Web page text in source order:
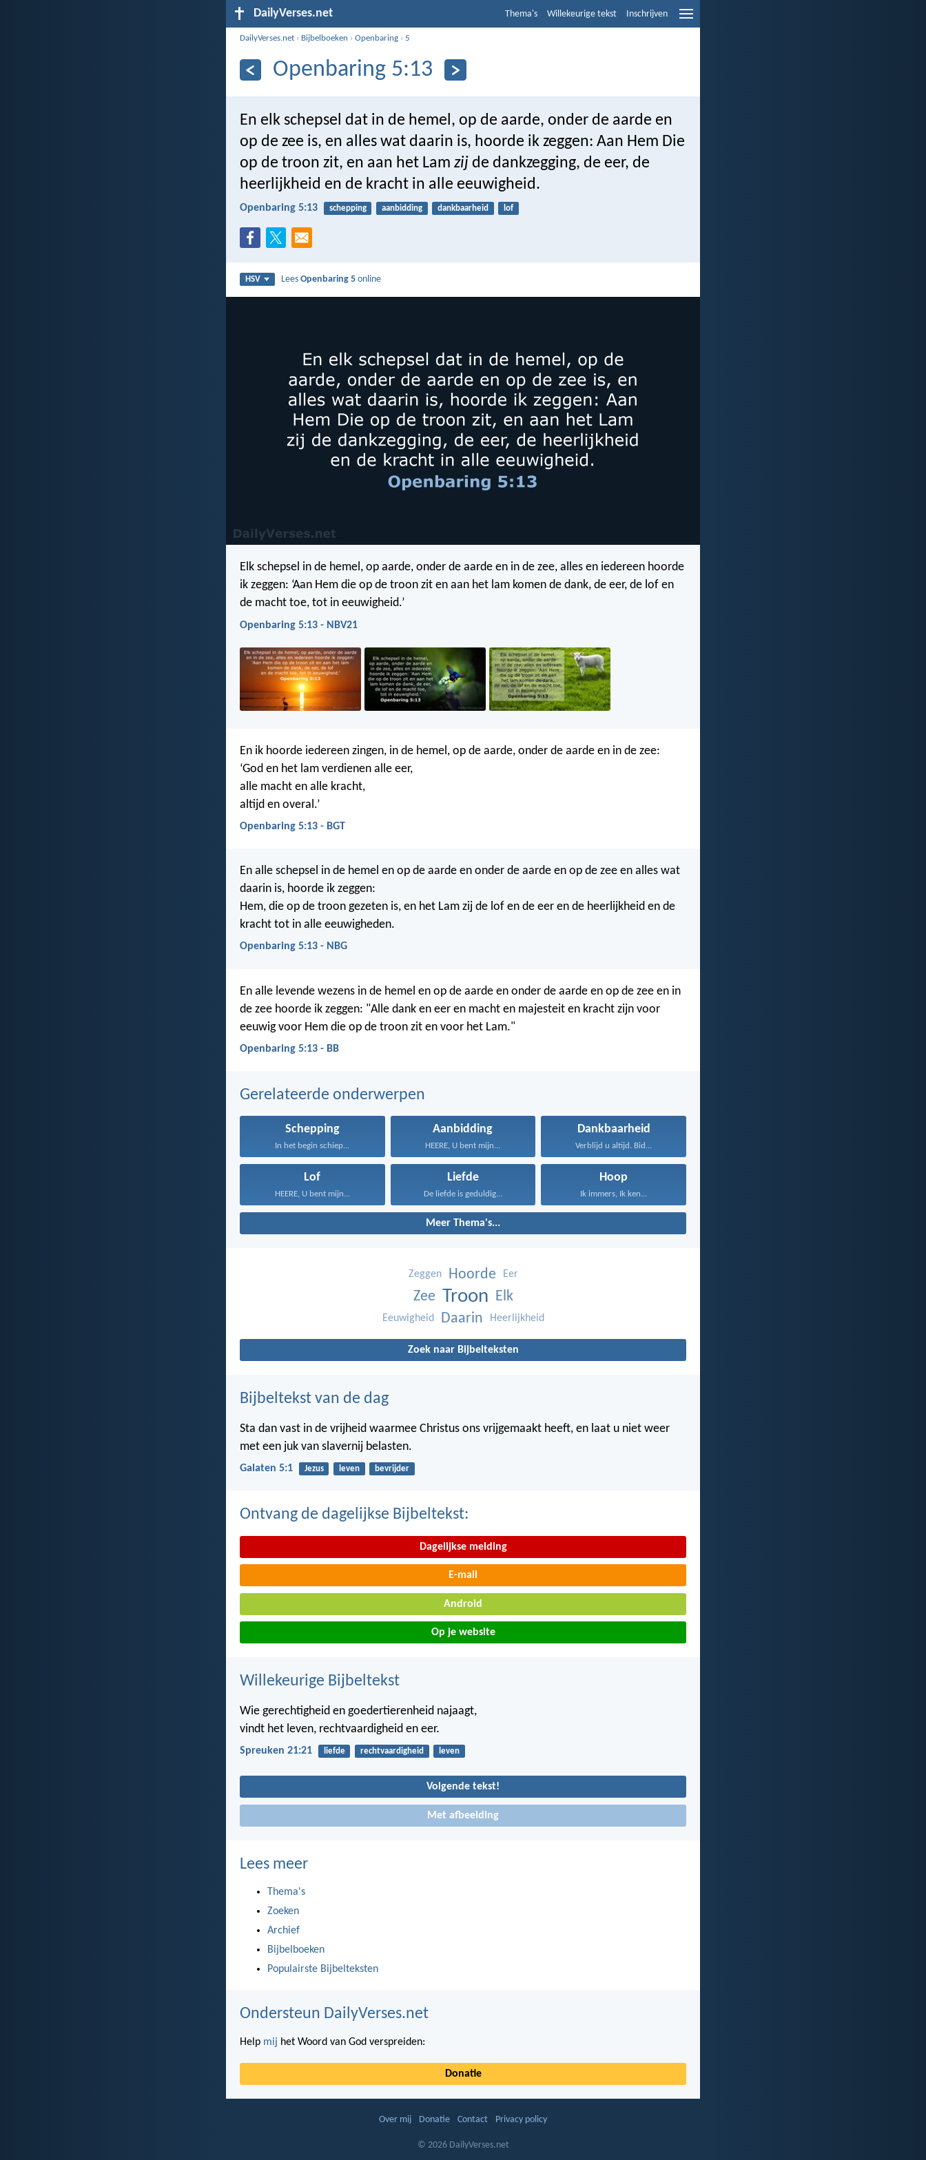
DailyVerses.net Thema's Willekeurige tekst Inschrijven
DailyVerses.net › Bijbelboeken ›Openbaring ›5
Openbaring 5:13
En elk schepsel dat in de hemel, op de aarde, onder de aarde en
op de zee is, en alles wat daarin is, hoorde ik zeggen: Aan Hem Die
op de troon zit, en aan het Lam zij de dankzegging, de eer, de
heerlijkheid en de kracht in alle eeuwigheid.
Openbaring 5:13 schepping aanbidding dankbaarheid lof
HSV LeesOpenbaring 5 online
Elk schepsel in de hemel, op aarde, onder de aarde en in de zee, alles en iedereen hoorde
ik zeggen: ‘Aan Hem die op de troon zit en aan het lam komen de dank, de eer, de lof en
de macht toe, tot in eeuwigheid.’
Openbaring 5:13 - NBV21
En ik hoorde iedereen zingen, in de hemel, op de aarde, onder de aarde en in de zee:
‘God en het lam verdienen alle eer,
alle macht en alle kracht,
altijd en overal.’
Openbaring 5:13 - BGT
En alle schepsel in de hemel en op de aarde en onder de aarde en op de zee en alles wat
daarin is, hoorde ik zeggen:
Hem, die op de troon gezeten is, en het Lam zij de lof en de eer en de heerlijkheid en de
kracht tot in alle eeuwigheden.
Openbaring 5:13 - NBG
En alle levende wezens in de hemel en op de aarde en onder de aarde en op de zee en in
de zee hoorde ik zeggen: "Alle dank en eer en macht en majesteit en kracht zijn voor
eeuwig voor Hem die op de troon zit en voor het Lam."
Openbaring 5:13 - BB
Gerelateerde onderwerpen
Schepping
In het begin schiep...
Aanbidding
HEERE, U bent mijn...
Dankbaarheid
Verblijd u altijd. Bid...
Lof
HEERE, U bent mijn...
Liefde
De liefde is geduldig...
Hoop
Ik immers, Ik ken...
Meer Thema's...
Zeggen Hoorde Eer
Zee Troon Elk
Eeuwigheid Daarin Heerlijkheid
Zoek naar Bijbelteksten
Bijbeltekst van de dag
Sta dan vast in de vrijheid waarmee Christus ons vrijgemaakt heeft, en laat u niet weer
met een juk van slavernij belasten.
Galaten 5:1 Jezus leven bevrijder
Ontvang de dagelijkse Bijbeltekst:
Dagelijkse melding
E-mail
Android
Op je website
Willekeurige Bijbeltekst
Wie gerechtigheid en goedertierenheid najaagt,
vindt het leven, rechtvaardigheid en eer.
Spreuken 21:21 liefde rechtvaardigheid leven
Volgende tekst!
Met afbeelding
Lees meer
Thema's
Zoeken
Archief
Bijbelboeken
Populairste Bijbelteksten
Ondersteun DailyVerses.net
Help mij het Woord van God verspreiden:
Donatie
Over mij Donatie Contact Privacy policy
© 2026 DailyVerses.net